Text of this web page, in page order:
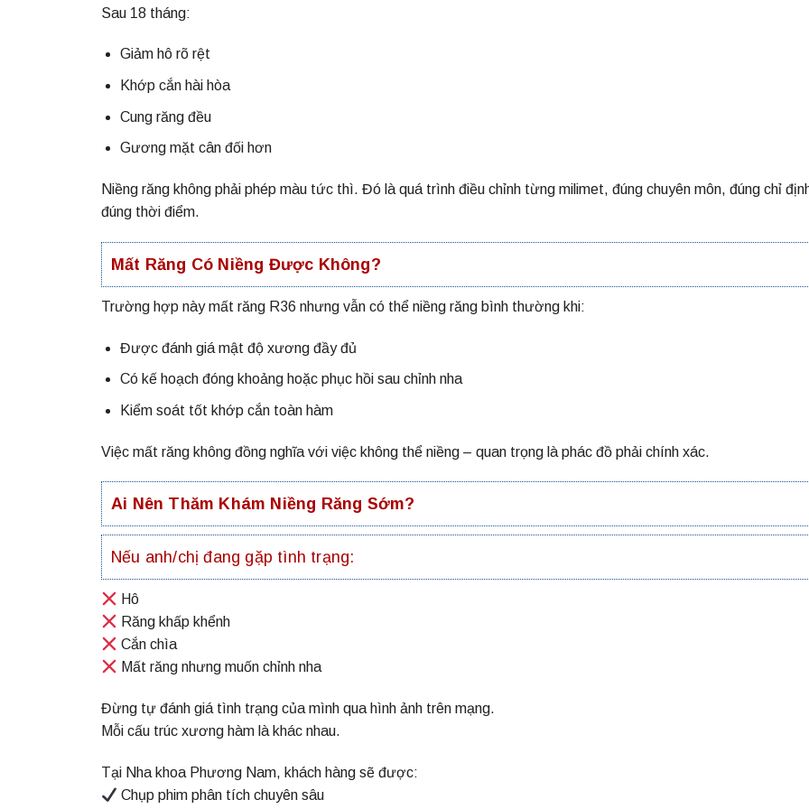
Sau 18 tháng:
Giảm hô rõ rệt
Khớp cắn hài hòa
Cung răng đều
Gương mặt cân đối hơn
Niềng răng không phải phép màu tức thì. Đó là quá trình điều chỉnh từng milimet, đúng chuyên môn, đúng chỉ
đúng thời điểm.
Mất Răng Có Niềng Được Không?
Trường hợp này mất răng R36 nhưng vẫn có thể niềng răng bình thường khi:
Được đánh giá mật độ xương đầy đủ
Có kế hoạch đóng khoảng hoặc phục hồi sau chỉnh nha
Kiểm soát tốt khớp cắn toàn hàm
Việc mất răng không đồng nghĩa với việc không thể niềng – quan trọng là phác đồ phải chính xác.
Ai Nên Thăm Khám Niềng Răng Sớm?
Nếu anh/chị đang gặp tình trạng:
Hô
Răng khấp khểnh
Cắn chìa
Mất răng nhưng muốn chỉnh nha
Đừng tự đánh giá tình trạng của mình qua hình ảnh trên mạng.
Mỗi cấu trúc xương hàm là khác nhau.
Tại Nha khoa Phương Nam, khách hàng sẽ được:
Chụp phim phân tích chuyên sâu